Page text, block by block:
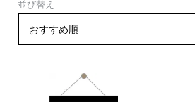
並び替え